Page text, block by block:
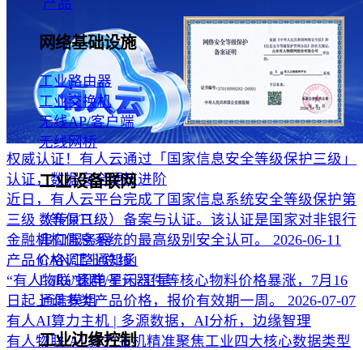
产品
网络基础设施
工业路由器
工业交换机
无线AP/客户端
无线网桥
工业设备联网
数传DTU
串口服务器
CAN/工业总线
LoRa/蜂群/星闪/卫星
通信模组
工业边缘控制
权威认证！有人云通过「国家信息安全等级保护三级」
认证，数据安全硬核进阶
近日，有人云平台完成了国家信息系统安全等级保护第
三级（等保三级）备案与认证。该认证是国家对非银行
金融机构信息系统的最高级别安全认可。 2026-06-11
产品价格调整通知函
“有人物联”因电子元器件等核心物料价格暴涨，7月16
日起上调多类产品价格，报价有效期一周。 2026-07-07
有人AI算力主机 | 多源数据，AI分析，边缘智理
有人物联 AI 算力主机精准聚焦工业四大核心数据类型